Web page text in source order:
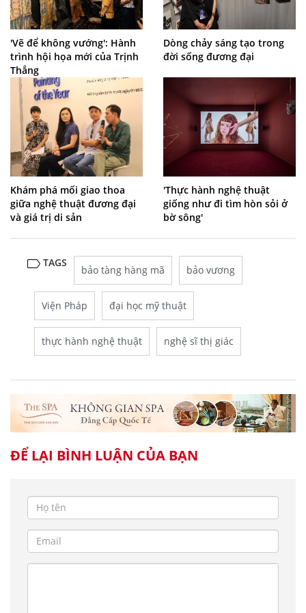
'Vẽ để không vướng': Hành
trình hội họa mới của Trịnh
Thắng
Dòng chảy sáng tạo trong
đời sống đương đại
Khám phá mối giao thoa
giữa nghệ thuật đương đại
và giá trị di sản
'Thực hành nghệ thuật
giống như đi tìm hòn sỏi ở
bờ sông'
TAGS
bảo tàng hàng mã bảo vương
Viện Pháp đại học mỹ thuật
thực hành nghệ thuật nghệ sĩ thị giác
ĐỂ LẠI BÌNH LUẬN CỦA BẠN